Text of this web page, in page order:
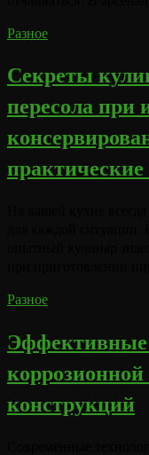
Разное
Секреты
пересола при
Разное
Эффективные
конструкций